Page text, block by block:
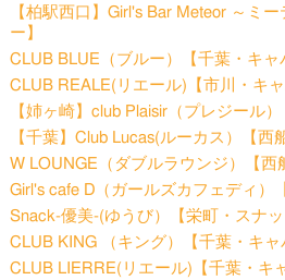
【柏駅西口】Girl's Bar Meteor ～ミ
ー】
CLUB BLUE（ブルー）【千葉・キャ
CLUB REALE(リエール)【市川・キャ
【姉ヶ崎】club Plaisir（プレジール
【千葉】Club Lucas(ルーカス）【西
W LOUNGE（ダブルラウンジ）【西
Girl's cafe D（ガールズカフェディ）
Snack-優美-(ゆうび）【栄町・スナッ
CLUB KING （キング）【千葉・キャ
CLUB LIERRE(リエール)【千葉・キ